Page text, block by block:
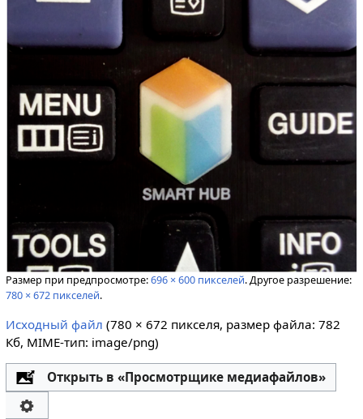
Размер при предпросмотре:696 × 600 пикселей.Другое разрешение:
780 × 672 пикселей.
Исходный файл (780 × 672 пикселя, размер файла: 782
Кб, MIME-тип: image/png)
Открыть в «Просмотрщике медиафайлов»